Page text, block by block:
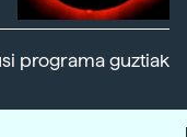
programa guztiak